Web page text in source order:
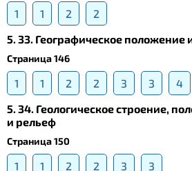
1 1 2
2
5. 33. Географическое положение
Страница 146
1 1 2 2 3 3 4
5. 34. Геологическое строение,
и рельеф
Страница 150
1 1 2 2 3
3